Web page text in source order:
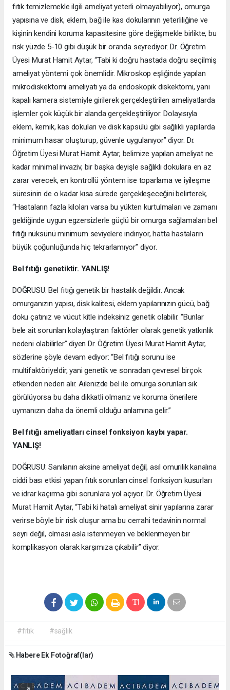
fıtık temizlemekle ilgili ameliyat yeterli olmayabiliyor), omurga
yapısına ve disk, eklem, bağ ile kas dokularının yeterliliğine ve
kişinin kendini koruma kapasitesine göre değişmekle birlikte, bu
risk yüzde 5-10 gibi düşük bir oranda seyrediyor. Dr. Öğretim
Üyesi Murat Hamit Aytar, “Tabi ki doğru hastada doğru seçilmiş
ameliyat yöntemi çok önemlidir. Mikroskop eşliğinde yapılan
mikrodiskektomi ameliyatı ya da endoskopik diskektomi, yani
kapalı kamera sistemiyle girilerek gerçekleştirilen ameliyatlarda
işlemler çok küçük bir alanda gerçekleştiriliyor. Dolayısıyla
eklem, kemik, kas dokuları ve disk kapsülü gibi sağlıklı yapılarda
minimum hasar oluşturup, güvenle uygulanıyor” diyor. Dr.
Öğretim Üyesi Murat Hamit Aytar, belimize yapılan ameliyat ne
kadar minimal invaziv, bir başka deyişle sağlıklı dokulara en az
zarar verecek, en kontrollü yöntem ise toparlama ve iyileşme
süresinin de o kadar kısa sürede gerçekleşeceğini belirterek,
“Hastaların fazla kiloları varsa bu yükten kurtulmaları ve zamanı
geldiğinde uygun egzersizlerle güçlü bir omurga sağlamaları bel
fıtığı nüksünü minimum seviyelere indiriyor, hatta hastaların
büyük çoğunluğunda hiç tekrarlamıyor” diyor.
Bel fıtığı genetiktir. YANLIŞ!
DOĞRUSU: Bel fıtığı genetik bir hastalık değildir. Ancak
omurganızın yapısı, disk kalitesi, eklem yapılarınızın gücü, bağ
doku çatınız ve vücut kitle indeksiniz genetik olabilir. “Bunlar
bele ait sorunları kolaylaştıran faktörler olarak genetik yatkınlık
nedeni olabilirler” diyen Dr. Öğretim Üyesi Murat Hamit Aytar,
sözlerine şöyle devam ediyor: “Bel fıtığı sorunu ise
multifaktöriyeldir, yani genetik ve sonradan çevresel birçok
etkenden neden alır. Ailenizde bel ile omurga sorunları sık
görülüyorsa bu daha dikkatli olmanız ve koruma önerilere
uymanızın daha da önemli olduğu anlamına gelir.”
Bel fıtığı ameliyatları cinsel fonksiyon kaybı yapar.
YANLIŞ!
DOĞRUSU: Sanılanın aksine ameliyat değil, asıl omurilik kanalına
ciddi bası etkisi yapan fıtık sorunları cinsel fonksiyon kusurları
ve idrar kaçırma gibi sorunlara yol açıyor. Dr. Öğretim Üyesi
Murat Hamit Aytar, “Tabi ki hatalı ameliyat sinir yapılarına zarar
verirse böyle bir risk oluşur ama bu cerrahi tedavinin normal
seyri değil, olması asla istenmeyen ve beklenmeyen bir
komplikasyon olarak karşımıza çıkabilir” diyor.
#fıtık #sağlık
Habere Ek Fotoğraf(lar)